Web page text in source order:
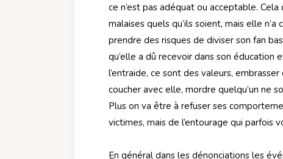
ce n’est pas adéquat ou acceptable.
malaises quels qu’ils soient, mais elle
prendre des risques de diviser son fan
qu’elle a dû recevoir dans son éducation
l’entraide, ce sont des valeurs,
coucher avec elle, mordre quelqu’un ne
Plus on va être à refuser ses
victimes, mais de l’entourage qui parfois
En général dans les dénonciations les